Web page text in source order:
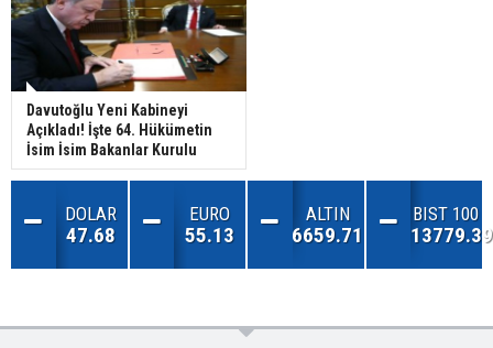
Davutoğlu Yeni Kabineyi
Açıkladı! İşte 64. Hükümetin
İsim İsim Bakanlar Kurulu
DOLAR
47.68
EURO
55.13
ALTIN
6659.71
BIST 100
13779.39